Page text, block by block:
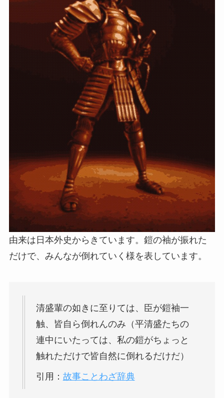
由来は日本外史からきています。鎧の袖が振れた
だけで、みんなが倒れていく様を表しています。
清盛輩の如きに至りては、臣が鎧袖一
触、皆自ら倒れんのみ（平清盛たちの
連中にいたっては、私の鎧がちょっと
触れただけで皆自然に倒れるだけだ）
引用： 故事ことわざ辞典